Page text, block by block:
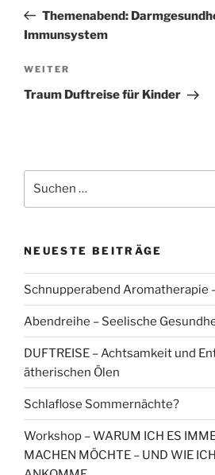
Beitrag
Themenabend:
Immunsystem
Nächster
Beitrag
WEITER
Traum Duftreise für Kinder
nach:
NEUESTE BEITRÄGE
Schnupperabend Aromatherapie
Abendreihe – Seelische
DUFTREISE – Achtsamkeit und
ätherischen Ölen
Schlaflose Sommernächte?
Workshop – WARUM ICH ES
MACHEN MÖCHTE – UND WIE